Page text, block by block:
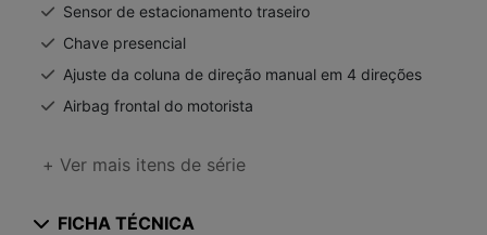
Sensor de estacionamento traseiro
Chave presencial
Ajuste da coluna de direção manual em 4 direções
Airbag frontal do motorista
+ Ver mais itens de série
FICHA TÉCNICA